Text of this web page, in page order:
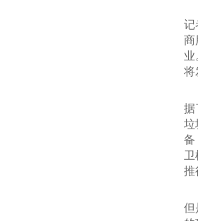
记
商
将
据
垃
备
卫
推
但